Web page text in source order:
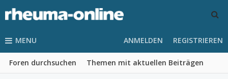
MENU
Foren durchsuchen Themen mit aktuellen Beiträgen
ANMELDEN REGISTRIEREN